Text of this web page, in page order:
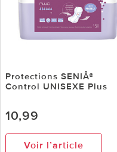
Protections SENIÂ®
Control UNISEXE Plus
10,99
Voir l’article